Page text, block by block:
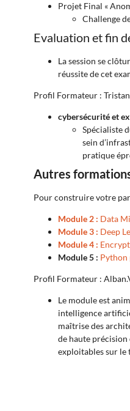
Projet Final «
Challenge
Evaluation et fin
La session se
réussite de cet
Profil Formateur :
cybersécurité et
Spécialiste
sein
pratique
Autres
Pour construire votre
Module 2 : Data
Module 3 : Deep
Module 4 :
Module 5 : Python
Profil Formateur :
Le module est
intelligence
maîtrise des
de haute précision
exploitables sur le